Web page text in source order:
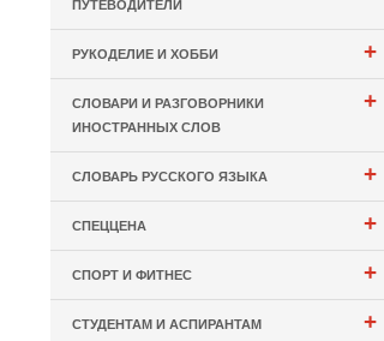
ПУТЕВОДИТЕЛИ
+
РУКОДЕЛИЕ И ХОББИ
+
СЛОВАРИ И РАЗГОВОРНИКИ
ИНОСТРАННЫХ СЛОВ
+
СЛОВАРЬ РУССКОГО ЯЗЫКА
+
СПЕЦЦЕНА
+
СПОРТ И ФИТНЕС
+
СТУДЕНТАМ И АСПИРАНТАМ